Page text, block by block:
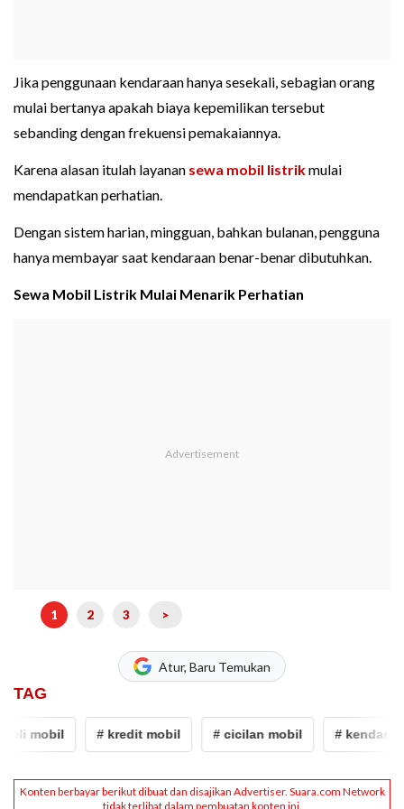
Jika penggunaan kendaraan hanya sesekali, sebagian orang
mulai bertanya apakah biaya kepemilikan tersebut
sebanding dengan frekuensi pemakaiannya.
Karena alasan itulah layanan sewa mobil listrikmulai
mendapatkan perhatian.
Dengan sistem harian, mingguan, bahkan bulanan, pengguna
hanya membayar saat kendaraan benar-benar dibutuhkan.
Sewa Mobil Listrik Mulai Menarik Perhatian
1 2 3 >
Atur, Baru Temukan
TAG
# kredit mobil # cicilan mobil # kendaraan